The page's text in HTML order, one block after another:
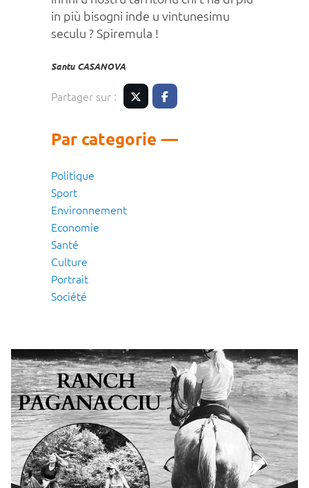
in più bisogni inde u vintunesimu
seculu ? Spiremula !
Santu CASANOVA
Partager sur : Twitter
Par categorie
Politique
Sport
Environnement
Economie
Santé
Culture
Portrait
Société